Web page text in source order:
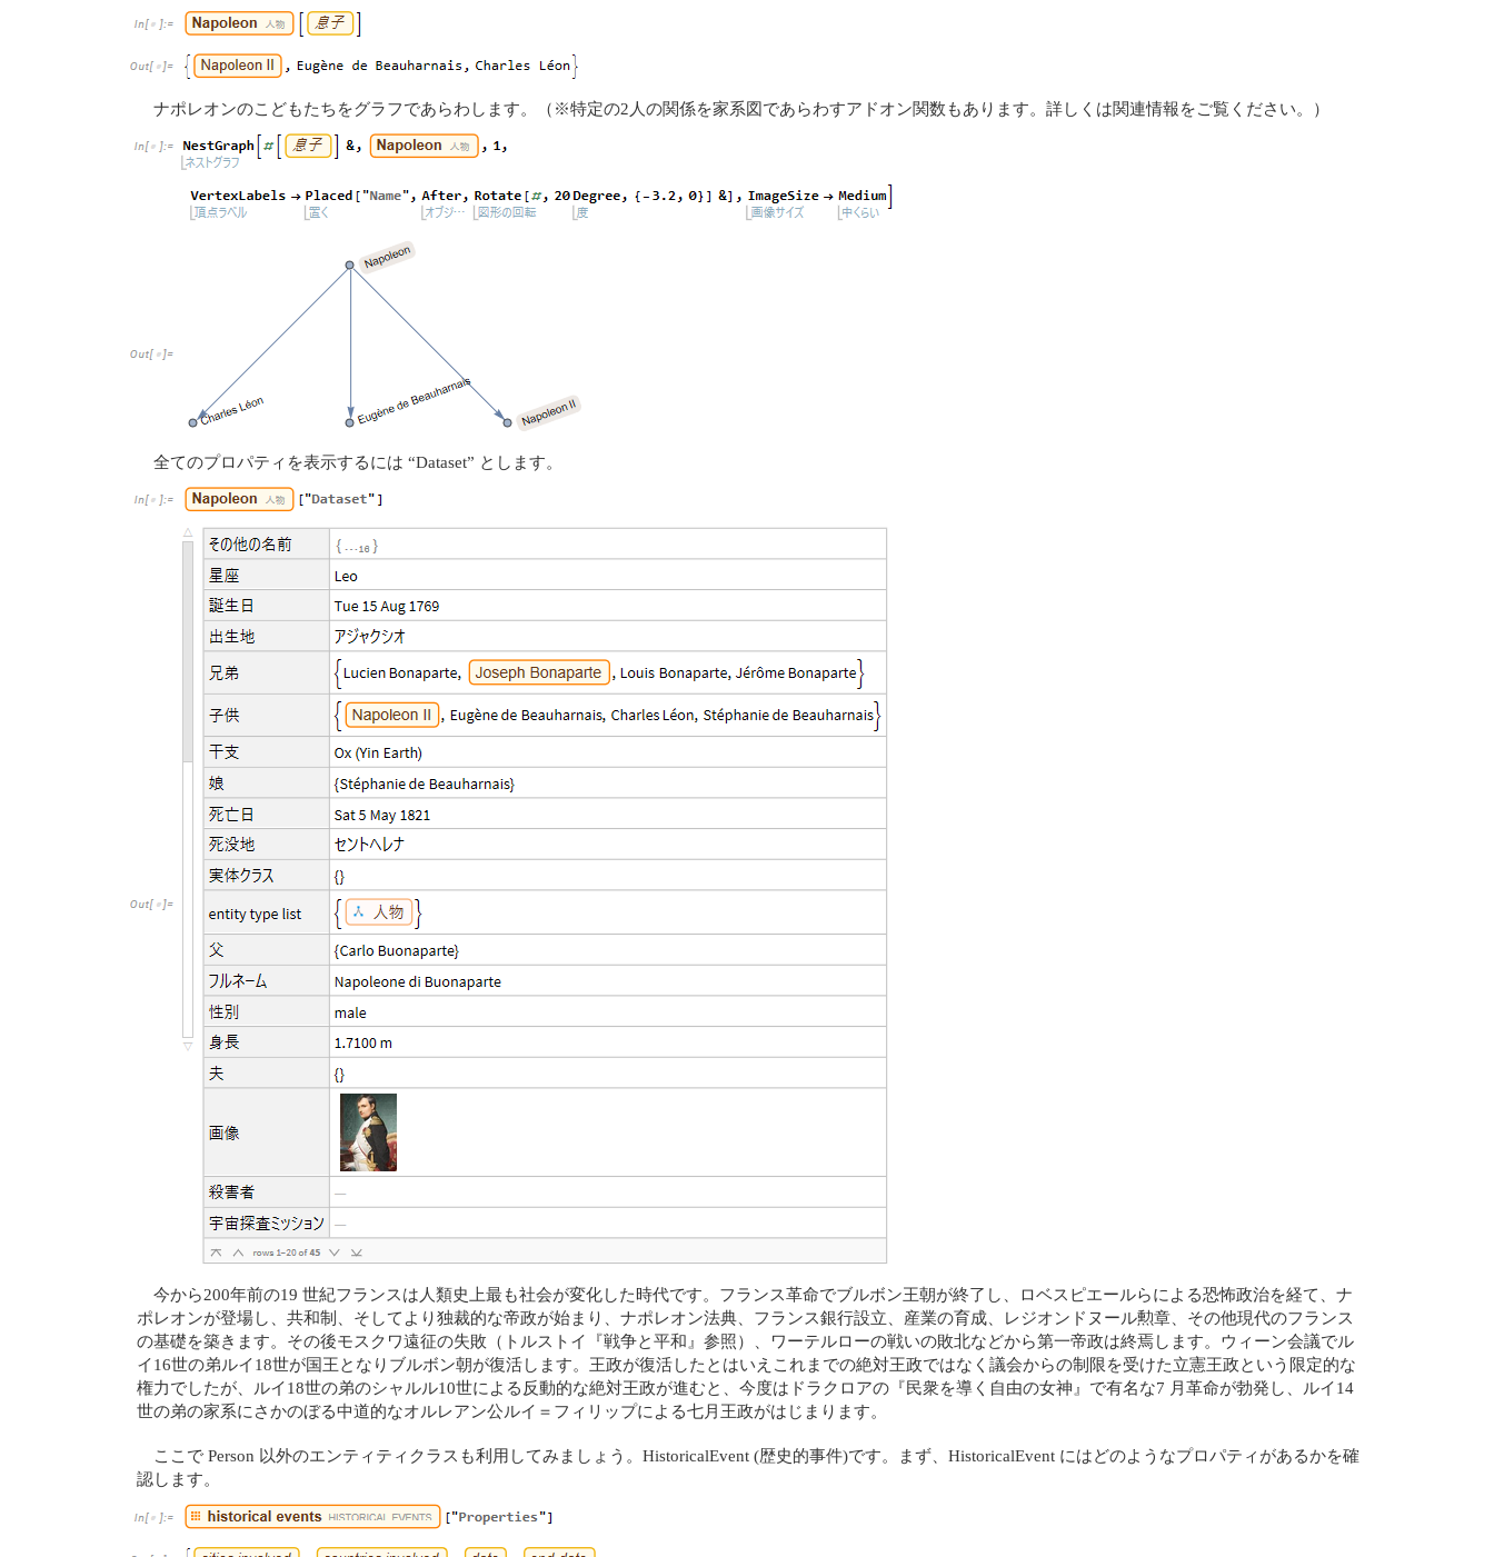
ナポレオンのこどもたちをグラフであらわします。（※特定の2人の関係を家系図であらわすアドオン関数もあります。詳しくは関連情報をご覧ください。）
全てのプロパティを表示するには “Dataset” とします。
今から200年前の19 世紀フランスは人類史上最も社会が変化した時代です。フランス革命でブルボン王朝が終了し、ロベスピエールらによる恐怖政治を経て、ナ
ポレオンが登場し、共和制、そしてより独裁的な帝政が始まり、ナポレオン法典、フランス銀行設立、産業の育成、レジオンドヌール勲章、その他現代のフランス
の基礎を築きます。その後モスクワ遠征の失敗（トルストイ『戦争と平和』参照）、ワーテルローの戦いの敗北などから第一帝政は終焉します。ウィーン会議でル
イ16世の弟ルイ18世が国王となりブルボン朝が復活します。王政が復活したとはいえこれまでの絶対王政ではなく議会からの制限を受けた立憲王政という限定的な
権力でしたが、ルイ18世の弟のシャルル10世による反動的な絶対王政が進むと、今度はドラクロアの『民衆を導く自由の女神』で有名な7 月革命が勃発し、ルイ14
世の弟の家系にさかのぼる中道的なオルレアン公ルイ＝フィリップによる七月王政がはじまります。
ここで Person 以外のエンティティクラスも利用してみましょう。HistoricalEvent (歴史的事件)です。まず、HistoricalEvent にはどのようなプロパティがあるかを確
認します。